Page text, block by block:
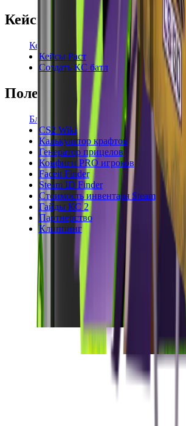
Кейсы
Кейсы КС2
Кейсы Раст
Создать КС батл
Полезное
Блог
CS2 Wiki
Калькулятор крафтов
Генератор прицелов
Конфиги PRO игроков
Faceit Finder
Steam ID Finder
Стоимость инвентаря Steam
Гайды КС 2
Партнерство
Клиппинг